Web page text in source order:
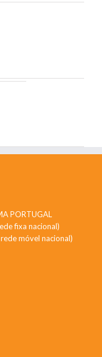
PORTUGAL
fixa nacional)
móvel nacional)